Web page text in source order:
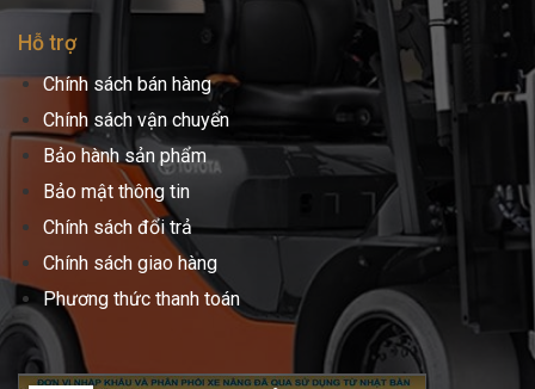
Hỗ trợ
Chính sách bán hàng
Chính sách vận chuyển
Bảo hành sản phẩm
Bảo mật thông tin
Chính sách đổi trả
Chính sách giao hàng
Phương thức thanh toán